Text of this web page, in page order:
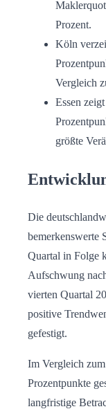
Prozent.
Köln
Vergleich
Essen
größte
Die
bemerkenswerte
Quartal in Folge
Aufschwung
vierten Quartal
positive
gefestigt.
Im Vergleich
Prozentpunkte
langfristige